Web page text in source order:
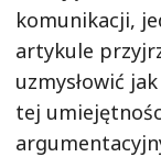
komunikacji,
artykule
uzmysłowić
tej